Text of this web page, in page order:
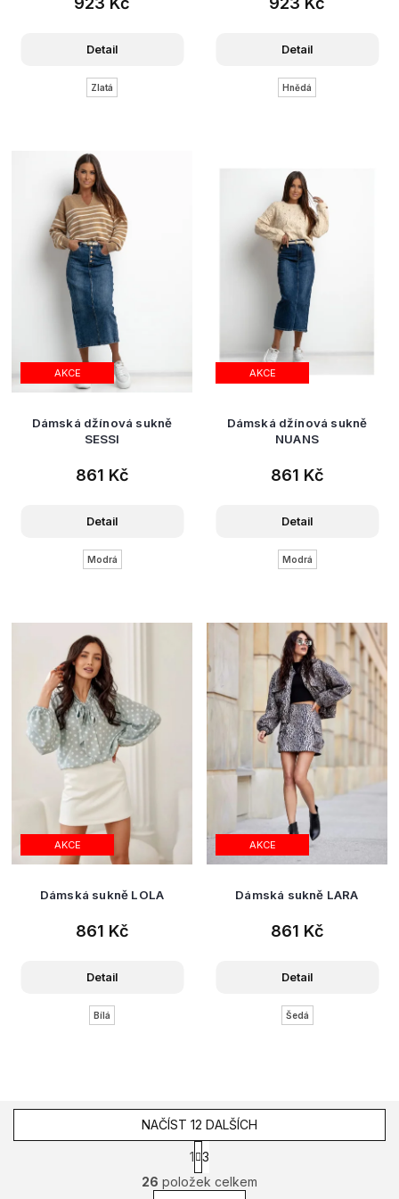
Detail
Zlatá
Detail
Hnědá
AKCE
Dámská džínová sukně
SESSI
861 Kč
Detail
Modrá
AKCE
Dámská džínová sukně
NUANS
861 Kč
Detail
Modrá
AKCE
Dámská sukně LOLA
861 Kč
Detail
Bílá
AKCE
Dámská sukně LARA
861 Kč
Detail
Šedá
O
v
NAČÍST 12 DALŠÍCH
S
t
r
1 3
26 položek celkem